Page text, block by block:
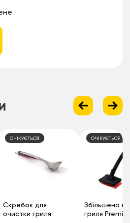
ОЧІКУЄТЬСЯ
Скребок для
очистки гриля
ОЧІКУЄТЬСЯ
Збільшена
гриля